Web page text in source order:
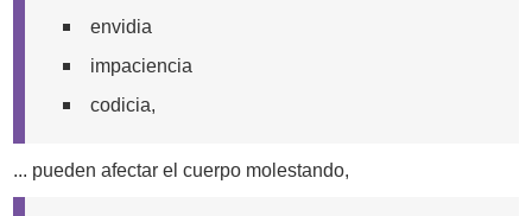
envidia
impaciencia
codicia,
... pueden afectar el cuerpo molestando,